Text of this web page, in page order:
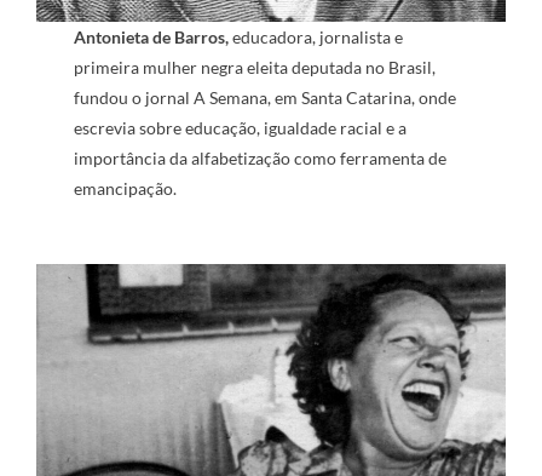
Antonieta de Barros,educadora, jornalista e
primeira mulher negra eleita deputada no Brasil,
fundou o jornal A Semana, em Santa Catarina, onde
escrevia sobre educação, igualdade racial e a
importância da alfabetização como ferramenta de
emancipação.